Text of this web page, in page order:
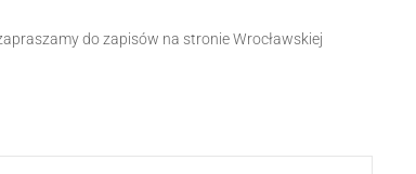
do zapisów na stronie Wrocławskiej